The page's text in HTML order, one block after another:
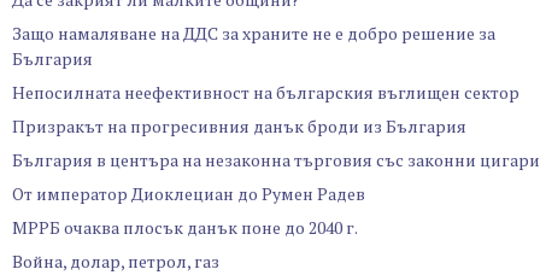
Защо намаляване на ДДС за храните не е добро решение за
България
Непосилната неефективност на българския въглищен сектор
Призракът на прогресивния данък броди из България
България в центъра на незаконна търговия със законни цигари
От император Диоклециан до Румен Радев
МРРБ очаква плосък данък поне до 2040 г.
Война, долар, петрол, газ